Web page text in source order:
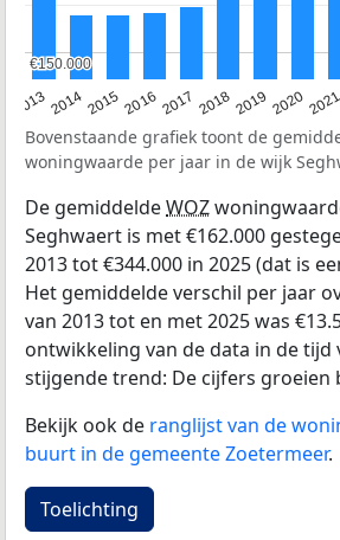
20132014201520162017 20182019 20202021
€150.000
€150.000
Bovenstaande grafiek toont de
woningwaarde per jaar in de wijk
De gemiddeldeWOZ
Seghwaert is met €162.000
2013 tot €344.000 in 2025 (dat is
Het gemiddelde verschil per jaar
van 2013 tot en met 2025 was
ontwikkeling van de data in de tijd
stijgende trend: De cijfers groeien
Bekijk ook de ranglijst van de
buurt in de gemeente Zoetermeer.
Toelichting